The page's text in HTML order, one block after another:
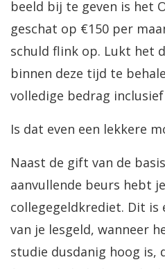
beeld bij te geven is het
geschat op €150 per
schuld flink op. Lukt het
binnen deze tijd te
volledige bedrag
Is dat even een lekkere
Naast de gift van de
aanvullende beurs hebt
collegegeldkrediet. Dit
van je lesgeld, wanneer
studie dusdanig hoog is,